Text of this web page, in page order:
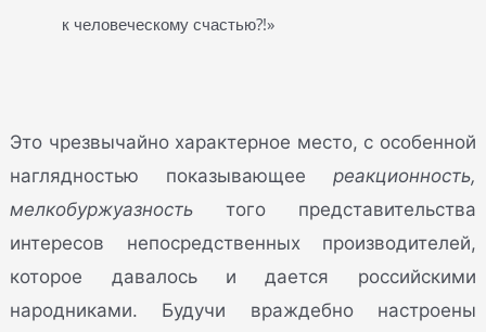
к человеческому счастью?!»
Это чрезвычайно характерное место, с особенной
наглядностью показывающее реакционность,
мелкобуржуазность того представительства
интересов непосредственных производителей,
которое давалось и дается российскими
народниками. Будучи враждебно настроены